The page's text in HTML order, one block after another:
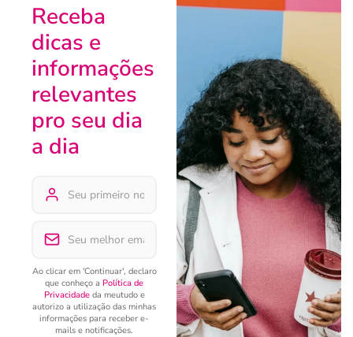
Receba
dicas e
informações
relevantes
pro seu dia
a dia
Ao clicar em 'Continuar', declaro
que conheço a Política de
Privacidadeda meutudo e
autorizo a utilização das minhas
informações para receber e-
mails e notificações.